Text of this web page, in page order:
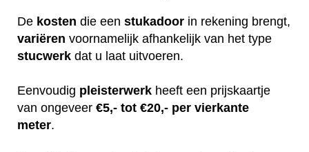
De kosten die een stukadoor in rekening brengt,
variëren voornamelijk afhankelijk van het type
stucwerk dat u laat uitvoeren.
Eenvoudig pleisterwerk heeft een prijskaartje
van ongeveer €5,- tot €20,- per vierkante
meter.